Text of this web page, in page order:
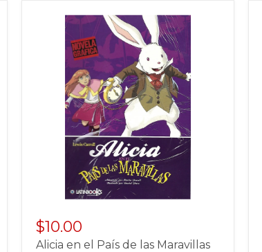
$10.00
Alicia en el País de las Maravillas